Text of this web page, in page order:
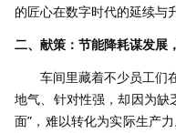
的匠心在数字时代的延续与
二、献策：节能降耗谋发展
车间里藏着不少员工们
地气、针对性强，却因为缺
面”，难以转化为实际生产